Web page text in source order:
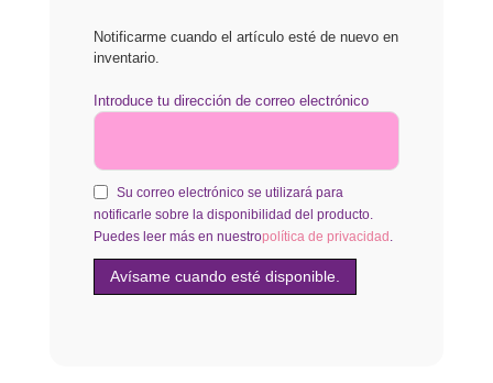
Notificarme cuando el artículo esté de nuevo en
inventario.
Introduce tu dirección de correo electrónico
Su correo electrónico se utilizará para
notificarle sobre la disponibilidad del producto.
Puedes leer más en nuestropolítica de privacidad .